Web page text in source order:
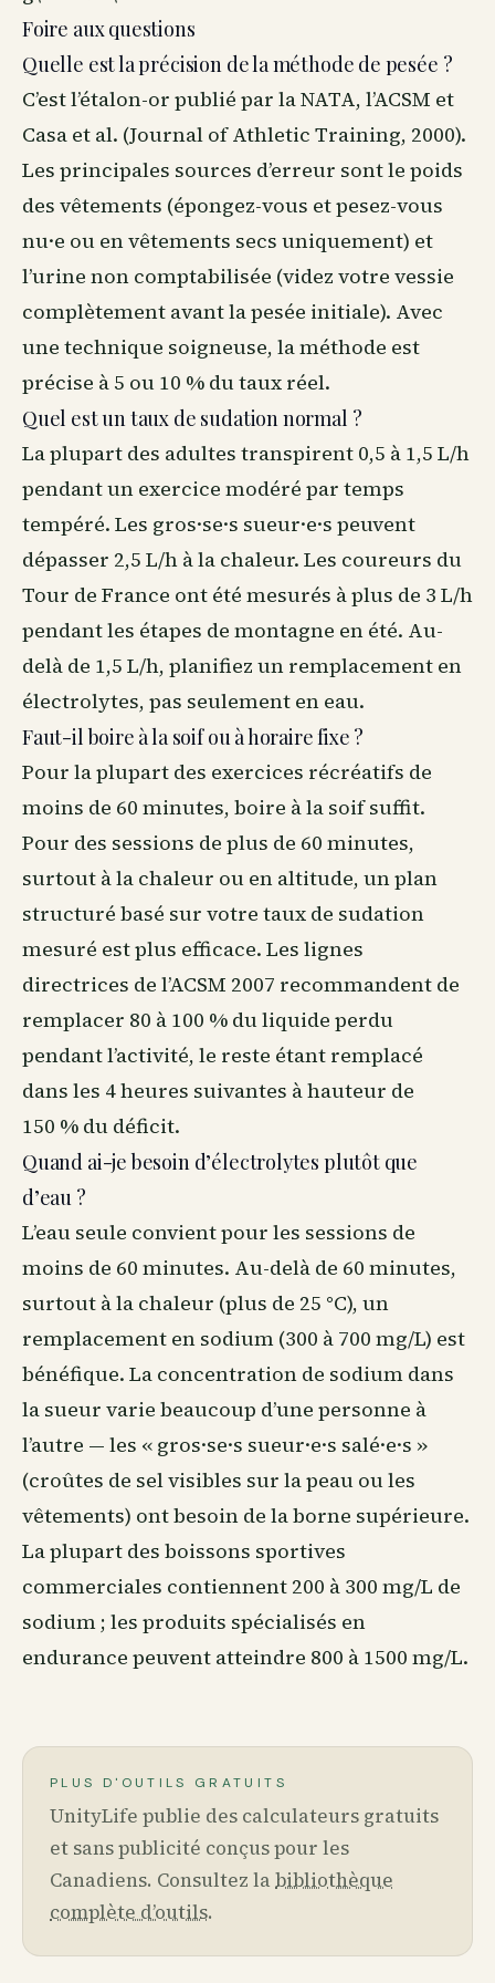
Foire aux questions
Quelle est la précision de la méthode de pesée ?
C’est l’étalon-or publié par la NATA, l’ACSM et
Casa et al. (Journal of Athletic Training, 2000).
Les principales sources d’erreur sont le poids
des vêtements (épongez-vous et pesez-vous
nu·e ou en vêtements secs uniquement) et
l’urine non comptabilisée (videz votre vessie
complètement avant la pesée initiale). Avec
une technique soigneuse, la méthode est
précise à 5 ou 10 % du taux réel.
Quel est un taux de sudation normal ?
La plupart des adultes transpirent 0,5 à 1,5 L/h
pendant un exercice modéré par temps
tempéré. Les gros·se·s sueur·e·s peuvent
dépasser 2,5 L/h à la chaleur. Les coureurs du
Tour de France ont été mesurés à plus de 3 L/h
pendant les étapes de montagne en été. Au-
delà de 1,5 L/h, planifiez un remplacement en
électrolytes, pas seulement en eau.
Faut-il boire à la soif ou à horaire fixe ?
Pour la plupart des exercices récréatifs de
moins de 60 minutes, boire à la soif suffit.
Pour des sessions de plus de 60 minutes,
surtout à la chaleur ou en altitude, un plan
structuré basé sur votre taux de sudation
mesuré est plus efficace. Les lignes
directrices de l’ACSM 2007 recommandent de
remplacer 80 à 100 % du liquide perdu
pendant l’activité, le reste étant remplacé
dans les 4 heures suivantes à hauteur de
150 % du déficit.
Quand ai-je besoin d’électrolytes plutôt que
d’eau ?
L’eau seule convient pour les sessions de
moins de 60 minutes. Au-delà de 60 minutes,
surtout à la chaleur (plus de 25 °C), un
remplacement en sodium (300 à 700 mg/L) est
bénéfique. La concentration de sodium dans
la sueur varie beaucoup d’une personne à
l’autre — les « gros·se·s sueur·e·s salé·e·s »
(croûtes de sel visibles sur la peau ou les
vêtements) ont besoin de la borne supérieure.
La plupart des boissons sportives
commerciales contiennent 200 à 300 mg/L de
sodium ; les produits spécialisés en
endurance peuvent atteindre 800 à 1500 mg/L.
PLUS D'OUTILS GRATUITS
UnityLife publie des calculateurs gratuits
et sans publicité conçus pour les
Canadiens. Consultez la bibliothèque
complète d’outils.